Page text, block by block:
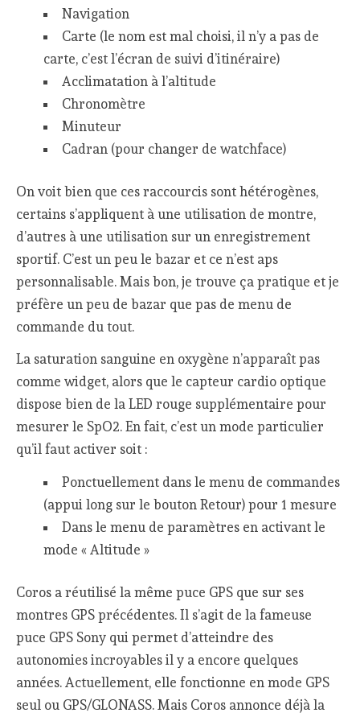
Navigation
Carte (le nom est mal choisi, il n’y a pas de
carte, c’est l’écran de suivi d’itinéraire)
Acclimatation à l’altitude
Chronomètre
Minuteur
Cadran (pour changer de watchface)
On voit bien que ces raccourcis sont hétérogènes,
certains s’appliquent à une utilisation de montre,
d’autres à une utilisation sur un enregistrement
sportif. C’est un peu le bazar et ce n’est aps
personnalisable. Mais bon, je trouve ça pratique et je
préfère un peu de bazar que pas de menu de
commande du tout.
La saturation sanguine en oxygène n’apparaît pas
comme widget, alors que le capteur cardio optique
dispose bien de la LED rouge supplémentaire pour
mesurer le SpO2. En fait, c’est un mode particulier
qu’il faut activer soit :
Ponctuellement dans le menu de commandes
(appui long sur le bouton Retour) pour 1 mesure
Dans le menu de paramètres en activant le
mode « Altitude »
Coros a réutilisé la même puce GPS que sur ses
montres GPS précédentes. Il s’agit de la fameuse
puce GPS Sony qui permet d’atteindre des
autonomies incroyables il y a encore quelques
années. Actuellement, elle fonctionne en mode GPS
seul ou GPS/GLONASS. Mais Coros annonce déjà la